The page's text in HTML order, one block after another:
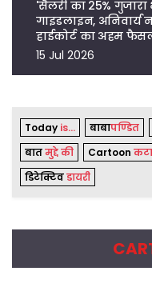
'सैलरी का 25% गुजारा
गाइडलाइन, अनिवार्य
हाईकोर्ट का अहम
15 Jul 2026
Today is... बाबापण्डित
बातमुद्दे की Cartoon
डिटेक्टिवडायरी